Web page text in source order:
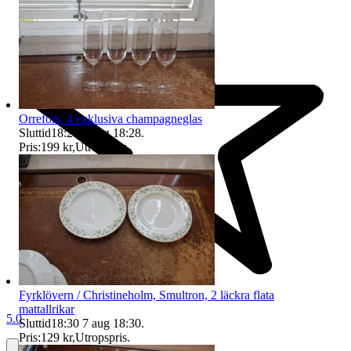
5.0
Orrefors, 4 exklusiva champagneglas
Sluttid18:28 7 aug 18:28.
Pris:199 kr,Utropspris.
Fyrklövern / Christineholm, Smultron, 2 läckra flata
mattallrikar
Sluttid18:30 7 aug 18:30.
Pris:129 kr,Utropspris.